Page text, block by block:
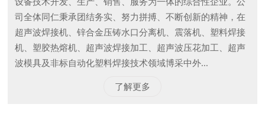
司全体同仁秉承团结务实、努力拼搏、不断创新的精神，在
超声波焊接机、锌合金压铸水口分离机、震落机、塑料焊接
机、塑胶热熔机、超声波焊接加工、超声波压花加工、超声
波模具及非标自动化塑料焊接技术领域博采中外...
了解更多